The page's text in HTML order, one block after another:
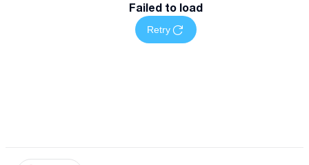
Failed to load
Retry